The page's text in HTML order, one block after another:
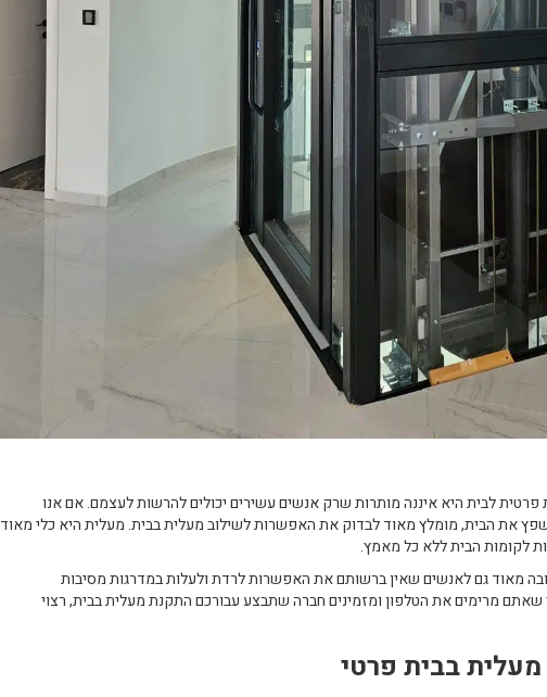
פרטית לבית היא איננה מותרות שרק אנשים עשירים יכולים להרשות לעצמם. אם אנו
לשפץ את הבית, מומלץ מאוד לבדוק את האפשרות לשילוב מעלית בבית. מעלית היא כלי מאוד
לקומות הבית ללא כל מאמץ.
מאוד גם לאנשים שאין ברשותם את האפשרות לרדת ולעלות במדרגות מסיבות
שאתם מרימים את הטלפון ומזמינים חברה שתבצע עבורכם התקנת מעלית בבית, רצוי
מעלית בבית פרטי